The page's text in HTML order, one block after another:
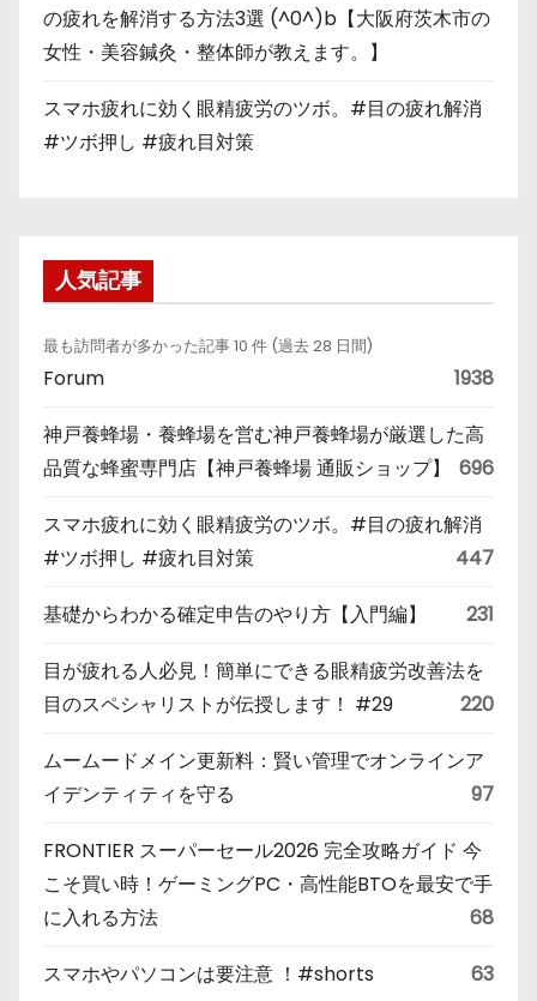
の疲れを解消する方法3選 (^0^)b【大阪府茨木市の
女性・美容鍼灸・整体師が教えます。】
スマホ疲れに効く眼精疲労のツボ。#目の疲れ解消
#ツボ押し #疲れ目対策
人気記事
最も訪問者が多かった記事 10 件 (過去 28 日間)
Forum 1938
神戸養蜂場・養蜂場を営む神戸養蜂場が厳選した高
品質な蜂蜜専門店【神戸養蜂場 通販ショップ】
696
スマホ疲れに効く眼精疲労のツボ。#目の疲れ解消
#ツボ押し #疲れ目対策
447
基礎からわかる確定申告のやり方【入門編】 231
目が疲れる人必見！簡単にできる眼精疲労改善法を
目のスペシャリストが伝授します！ #29
220
ムームードメイン更新料：賢い管理でオンラインア
イデンティティを守る
97
FRONTIER スーパーセール2026 完全攻略ガイド 今
こそ買い時！ゲーミングPC・高性能BTOを最安で手
に入れる方法
68
スマホやパソコンは要注意 ！#shorts 63